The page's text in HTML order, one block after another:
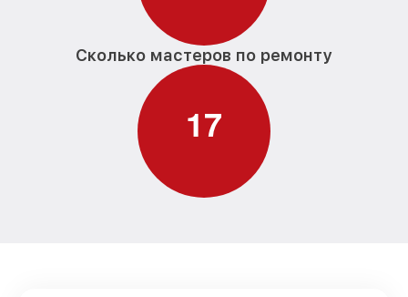
Сколько мастеров по ремонту
17